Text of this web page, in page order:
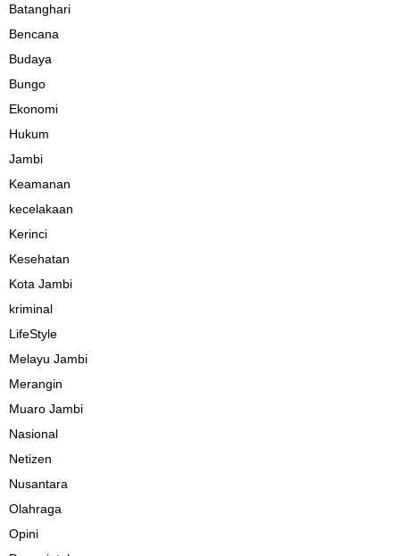
Batanghari
Bencana
Budaya
Bungo
Ekonomi
Hukum
Jambi
Keamanan
kecelakaan
Kerinci
Kesehatan
Kota Jambi
kriminal
LifeStyle
Melayu Jambi
Merangin
Muaro Jambi
Nasional
Netizen
Nusantara
Olahraga
Opini